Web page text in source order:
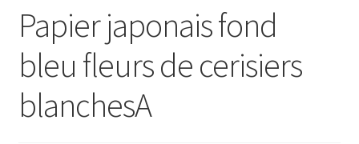
Papier japonais fond
bleu fleurs de cerisiers
blanchesA